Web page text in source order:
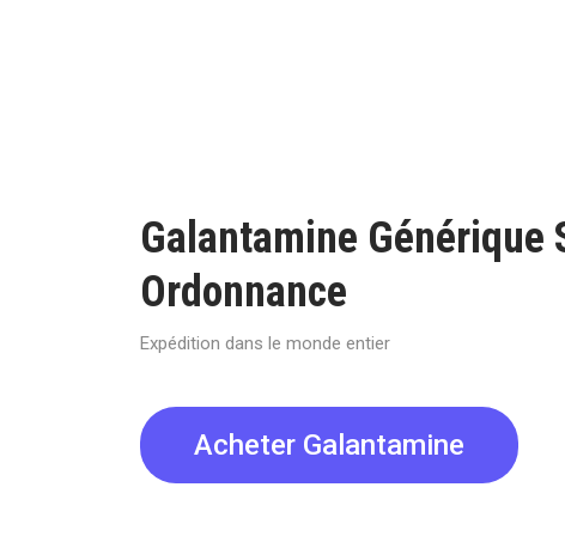
Galantamine Générique
Ordonnance
Expédition dans le monde entier
Acheter Galantamine